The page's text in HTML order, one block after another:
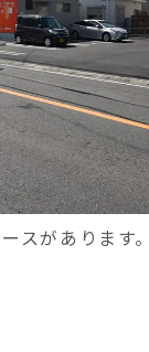
スがあります